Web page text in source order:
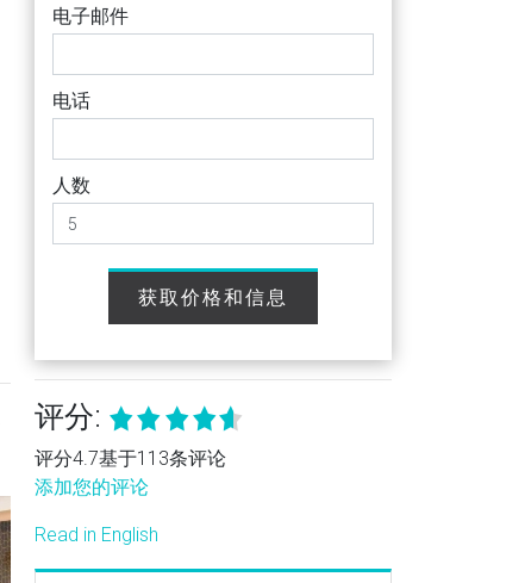
电子邮件
电话
人数
获取价格和信息
评分:
评分4.7基于113条评论
添加您的评论
Read in English